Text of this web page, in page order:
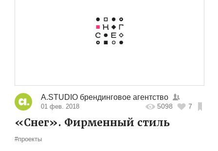
A.STUDIO брендинговое агентство
01 фев. 2018 5098 7
«Снег». Фирменный стиль
#проекты